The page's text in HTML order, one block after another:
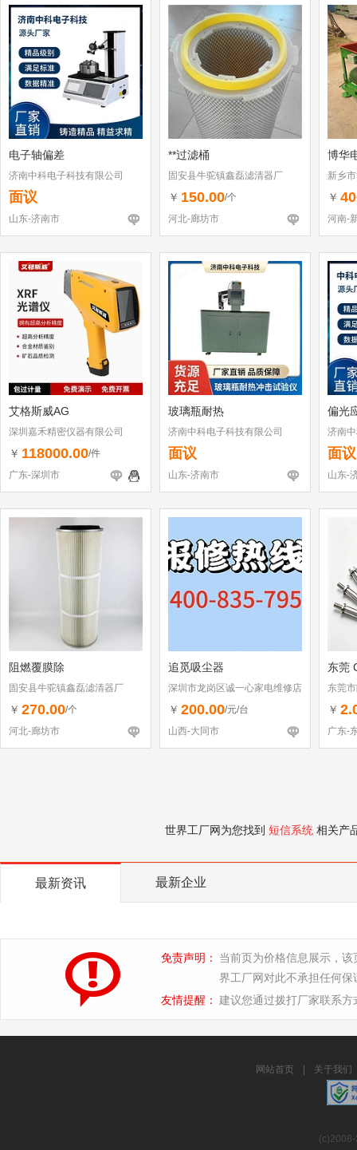
电子轴偏差
济南中科电子科技有限公司
面议
山东-济南市
**过滤桶
固安县牛驼镇鑫磊滤清器厂
￥ 150.00/个
河北-廊坊市
博华
新乡
￥
河南-
艾格斯威AG
深圳嘉禾精密仪器有限公司
￥ 118000.00/件
广东-深圳市
玻璃瓶耐热
济南中科电子科技有限公司
面议
山东-济南市
偏光
济南
面议
山东-
阻燃覆膜除
固安县牛驼镇鑫磊滤清器厂
￥ 270.00/个
河北-廊坊市
追觅吸尘器
深圳市龙岗区诚一心家电维修店
（个体工商户）
￥ 200.00/元/台
山西-大同市
东莞
东莞
￥
广东-
世界工厂网为您找到 短信系统 相关产
最新资讯 最新企业
免责声明：
当前页为价格信息展示，
界工厂网对此不承担任何保
友情提醒： 建议您通过拨打厂家联系
网站首页 关于我们